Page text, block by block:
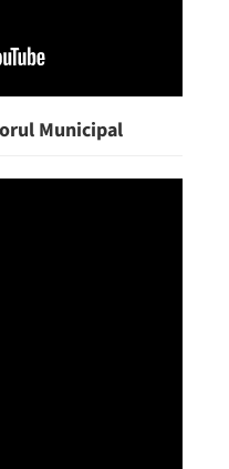
Municipal